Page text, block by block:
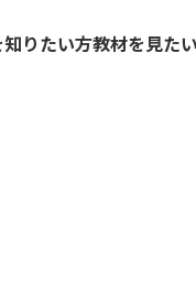
りたい方教材を見たい